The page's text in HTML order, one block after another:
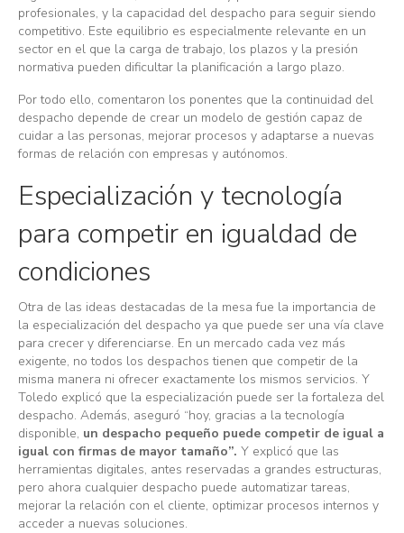
profesionales, y la capacidad del despacho para seguir siendo
competitivo. Este equilibrio es especialmente relevante en un
sector en el que la carga de trabajo, los plazos y la presión
normativa pueden dificultar la planificación a largo plazo.
Por todo ello, comentaron los ponentes que la continuidad del
despacho depende de crear un modelo de gestión capaz de
cuidar a las personas, mejorar procesos y adaptarse a nuevas
formas de relación con empresas y autónomos.
Especialización y tecnología
para competir en igualdad de
condiciones
Otra de las ideas destacadas de la mesa fue la importancia de
la especialización del despacho ya que puede ser una vía clave
para crecer y diferenciarse. En un mercado cada vez más
exigente, no todos los despachos tienen que competir de la
misma manera ni ofrecer exactamente los mismos servicios. Y
Toledo explicó que la especialización puede ser la fortaleza del
despacho. Además, aseguró “hoy, gracias a la tecnología
disponible, un despacho pequeño puede competir de igual a
igual con firmas de mayor tamaño”. Y explicó que las
herramientas digitales, antes reservadas a grandes estructuras,
pero ahora cualquier despacho puede automatizar tareas,
mejorar la relación con el cliente, optimizar procesos internos y
acceder a nuevas soluciones.